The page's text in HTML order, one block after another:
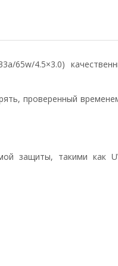
65w/4.5×3.0)
проверенный
защиты, такими как